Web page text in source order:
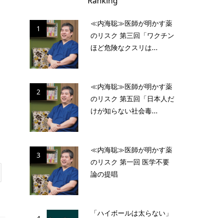
1
≪内海聡≫医師が明かす薬
のリスク 第三回「ワクチン
ほど危険なクスリは...
2
≪内海聡≫医師が明かす薬
のリスク 第五回「日本人だ
けが知らない社会毒...
3
≪内海聡≫医師が明かす薬
のリスク 第一回 医学不要
論の提唱
「ハイボールは太らない」